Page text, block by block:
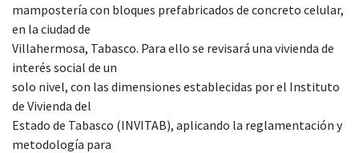
mampostería con bloques prefabricados de concreto celular,
en la ciudad de
Villahermosa, Tabasco. Para ello se revisará una vivienda de
interés social de un
solo nivel, con las dimensiones establecidas por el Instituto
de Vivienda del
Estado de Tabasco (INVITAB), aplicando la reglamentación y
metodología para